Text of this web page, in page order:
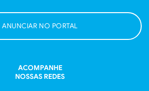
ANUNCIAR NO PORTAL
ACOMPANHE
NOSSAS REDES